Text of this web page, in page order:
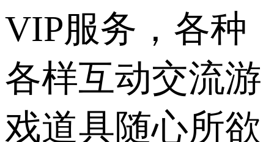
VIP服务，各种
各样互动交流游
戏道具随心所欲